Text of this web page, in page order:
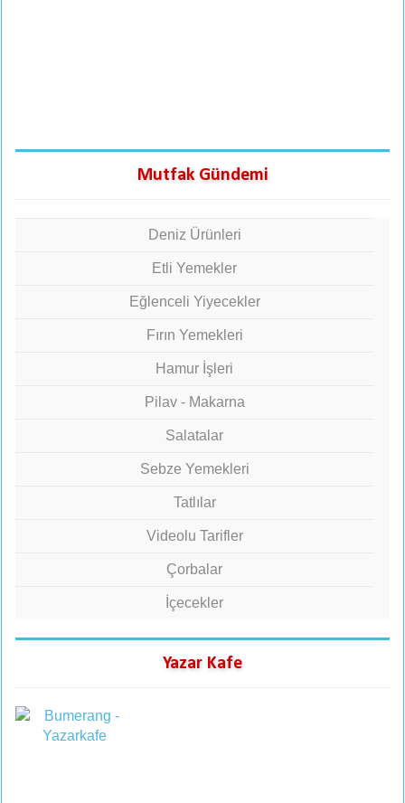
Mutfak Gündemi
Deniz Ürünleri
Etli Yemekler
Eğlenceli Yiyecekler
Fırın Yemekleri
Hamur İşleri
Pilav - Makarna
Salatalar
Sebze Yemekleri
Tatlılar
Videolu Tarifler
Çorbalar
İçecekler
Yazar Kafe